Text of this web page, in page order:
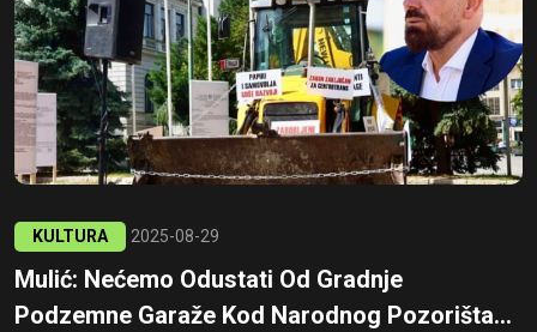
KULTURA 2025-08-29
Mulić: Nećemo Odustati Od Gradnje
Podzemne Garaže Kod Narodnog Pozorišta...